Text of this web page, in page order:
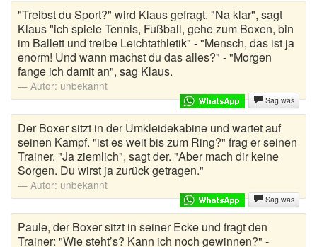
Urlaubswitze
Versaute Witze
Viagra Witze
Weicheier
Weihnachtswitze
Wortwitze
Wusstest du schon
Zungenbrecher
"Treibst du Sport?" wird Klaus gefragt. "Na klar", sagt
Klaus "ich spiele Tennis, Fußball, gehe zum Boxen, bin
im Ballett und treibe Leichtathletik" - "Mensch, das ist ja
enorm! Und wann machst du das alles?" - "Morgen
fange ich damit an", sag Klaus.
Autor: unbekannt
Sag was
Der Boxer sitzt in der Umkleidekabine und wartet auf
seinen Kampf. "ist es weit bis zum Ring?" frag er seinen
Trainer. "Ja ziemlich", sagt der. "Aber mach dir keine
Sorgen. Du wirst ja zurück getragen."
Autor: unbekannt
Sag was
Paule, der Boxer sitzt in seiner Ecke und fragt den
Trainer: "Wie steht’s? Kann ich noch gewinnen?" -